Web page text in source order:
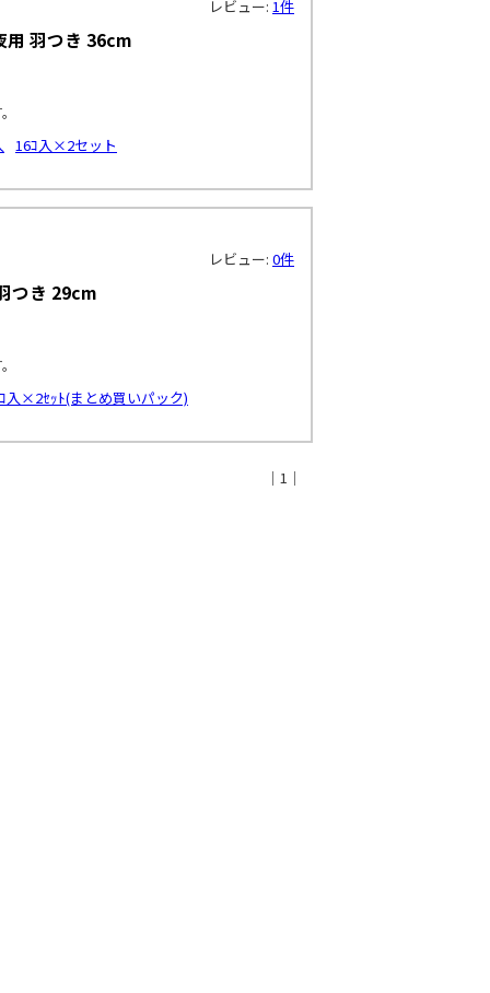
レビュー: 1件
用 羽つき 36cm
16ｺ入×2セット
レビュー: 0件
つき 29cm
入×2ｾｯﾄ(まとめ買いパック)
｜1｜